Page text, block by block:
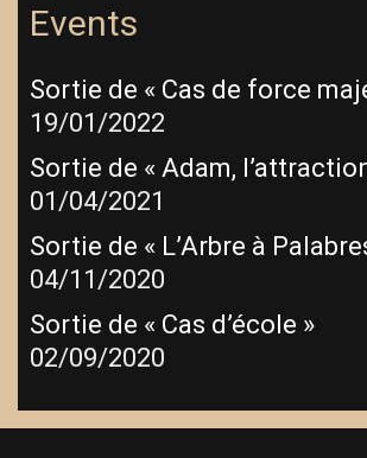
Events
Sortie de « Cas de force
19/01/2022
Sortie de « Adam,
01/04/2021
Sortie de « L’Arbre à
04/11/2020
Sortie de « Cas d’école »
02/09/2020